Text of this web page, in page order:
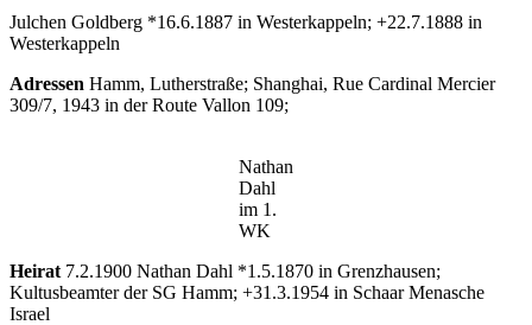
Julchen Goldberg *16.6.1887 in Westerkappeln; +22.7.1888 in
Westerkappeln
Adressen Hamm, Lutherstraße; Shanghai, Rue Cardinal Mercier
309/7, 1943 in der Route Vallon 109;
Nathan
Dahl
im 1.
WK
Heirat 7.2.1900 Nathan Dahl *1.5.1870 in Grenzhausen;
Kultusbeamter der SG Hamm; +31.3.1954 in Schaar Menasche
Israel